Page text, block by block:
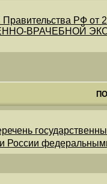
РФ от
ВРАЧЕБНОЙ
России